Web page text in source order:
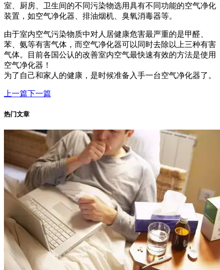
室、厨房、卫生间的不同污染物选用具有不同功能的空气净化
装置，如空气净化器、排油烟机、臭氧消毒器等。
由于室内空气污染物质中对人居健康危害最严重的是甲醛、
苯、氨等有害气体，而空气净化器可以同时去除以上三种有害
气体。目前各国公认的改善室内空气最快速有效的方法是使用
空气净化器！
为了自己和家人的健康，是时候准备入手一台空气净化器了。
上一篇下一篇
热门文章